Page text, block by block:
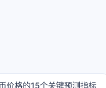
价格的15个关键预测指标